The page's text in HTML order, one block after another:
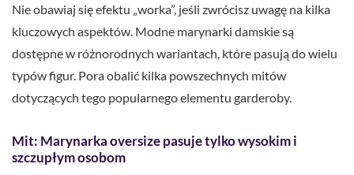
Nie obawiaj się efektu „worka”, jeśli zwrócisz uwagę na kilka
kluczowych aspektów. Modne marynarki damskie są
dostępne w różnorodnych wariantach, które pasują do wielu
typów figur. Pora obalić kilka powszechnych mitów
dotyczących tego popularnego elementu garderoby.
Mit: Marynarka oversize pasuje tylko wysokim i
szczupłym osobom